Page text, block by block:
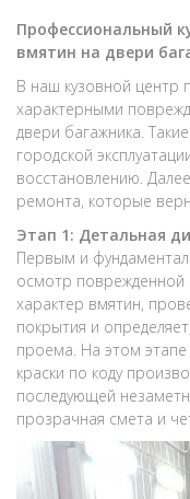
Профессиональный
вмятин на двери
В наш кузовной центр
характерными
двери багажника.
городской
восстановлению.
ремонта, которые
Этап 1: Детальная
Первым и
осмотр поврежденной
характер вмятин,
покрытия и
проема. На этом
краски по коду
последующей
прозрачная смета и